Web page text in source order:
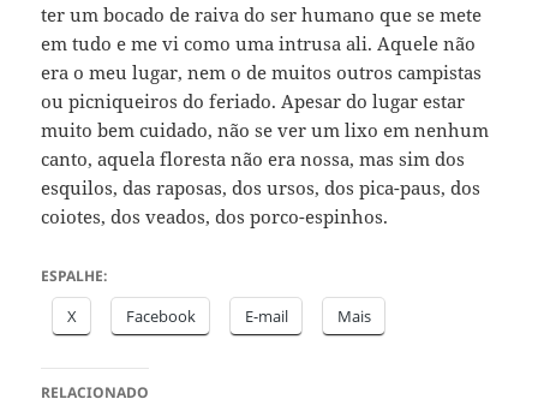
ter um bocado de raiva do ser humano que se mete
em tudo e me vi como uma intrusa ali. Aquele não
era o meu lugar, nem o de muitos outros campistas
ou picniqueiros do feriado. Apesar do lugar estar
muito bem cuidado, não se ver um lixo em nenhum
canto, aquela floresta não era nossa, mas sim dos
esquilos, das raposas, dos ursos, dos pica-paus, dos
coiotes, dos veados, dos porco-espinhos.
ESPALHE:
X Facebook E-mail Mais
RELACIONADO